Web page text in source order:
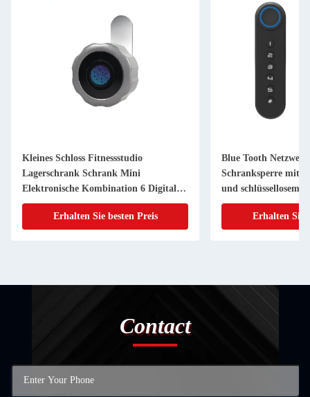
Kleines Schloss Fitnessstudio
Lagerschrank Schrank Mini
Elektronische Kombination 6 Digitaler
Pin Code Cam Lock
Erhalten Sie besten Preis
Blue Tooth
Schranksperre mit
und schlüssellosem
Erhalten Sie
Contact